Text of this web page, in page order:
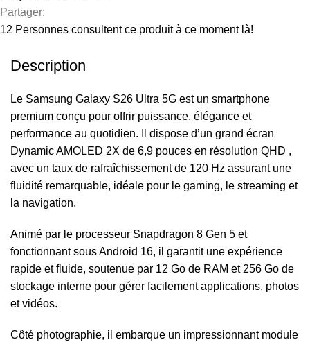
Partager:
12 Personnes consultent ce produit à ce moment là!
Description
Le Samsung Galaxy S26 Ultra 5G est un smartphone
premium conçu pour offrir puissance, élégance et
performance au quotidien. Il dispose d’un grand écran
Dynamic AMOLED 2X de 6,9 pouces en résolution QHD ,
avec un taux de rafraîchissement de 120 Hz assurant une
fluidité remarquable, idéale pour le gaming, le streaming et
la navigation.
Animé par le processeur Snapdragon 8 Gen 5 et
fonctionnant sous Android 16, il garantit une expérience
rapide et fluide, soutenue par 12 Go de RAM et 256 Go de
stockage interne pour gérer facilement applications, photos
et vidéos.
Côté photographie, il embarque un impressionnant module